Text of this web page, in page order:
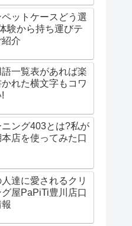
ペットケースどう選
験から持ち運びテ
紹介
一覧表があれば楽
れた横文字もコワ
ニング403とは?私が
店を使ってみた口
達に愛されるクリ
屋PaPiTi豊川店口